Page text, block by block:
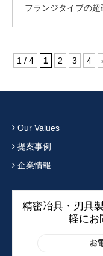
フランジタイプの
1 / 4 1 2 3 4
Our Values
提案事例
企業情報
精密冶具・刃具
軽にお